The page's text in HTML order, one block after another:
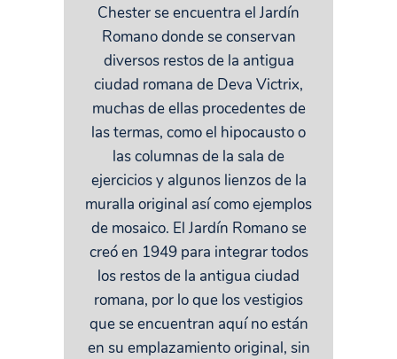
Chester se encuentra el Jardín
Romano donde se conservan
diversos restos de la antigua
ciudad romana de Deva Victrix,
muchas de ellas procedentes de
las termas, como el hipocausto o
las columnas de la sala de
ejercicios y algunos lienzos de la
muralla original así como ejemplos
de mosaico. El Jardín Romano se
creó en 1949 para integrar todos
los restos de la antigua ciudad
romana, por lo que los vestigios
que se encuentran aquí no están
en su emplazamiento original, sin